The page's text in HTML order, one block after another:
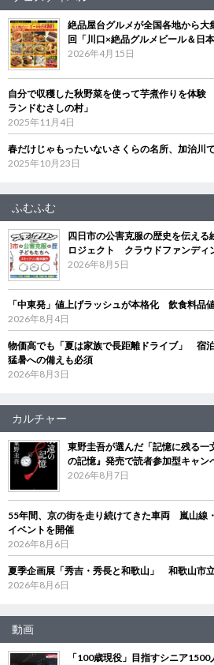
絶品屋台グルメが全国各地から
回「川口×絶品グルメビール＆日
2026年4月15日
自分で収穫した秋野菜を使って芋煮作りを体
ランドむさしの村」
2025年11月4日
春だけじゃもったいないさくらの名所、加治川
2025年10月23日
ふむふむ
四日市の公害克服の歴史を伝え
ロジェクト クラウドファンディ
2026年8月5日
「中東発」値上げラッシュが本格化 飲食料品
2026年8月4日
物価高でも「夏は家族で長距離ドライブ」 宿
猛暑への備えも必須
2026年8月3日
カルチャー
東野圭吾が選んだ「記憶に残る
の記憶』発売で読者参加型キャン
2026年8月7日
55年間、京の街を走り続けてきた車両 嵐山線
イベントを開催
2026年8月6日
夏季企画展「秀吉・秀長と和歌山」 和歌山市
2026年8月6日
動画
「100歳現役」目指すシニア